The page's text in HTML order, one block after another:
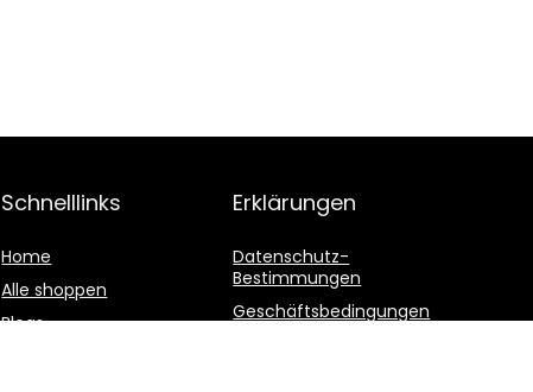
Schnelllinks
Home
Alle shoppen
Blogs
Erklärungen
Datenschutz-
Bestimmungen
Geschäftsbedingungen